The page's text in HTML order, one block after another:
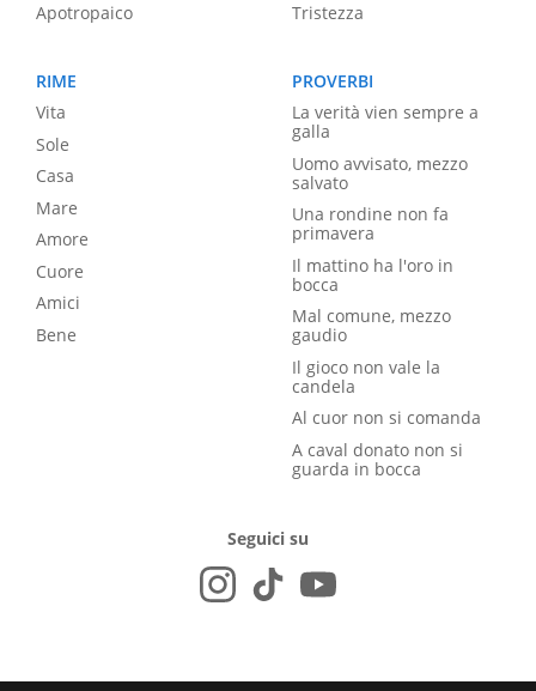
Apotropaico
Tristezza
RIME
Vita
Sole
Casa
Mare
Amore
Cuore
Amici
Bene
PROVERBI
La verità vien sempre a
galla
Uomo avvisato, mezzo
salvato
Una rondine non fa
primavera
Il mattino ha l'oro in
bocca
Mal comune, mezzo
gaudio
Il gioco non vale la
candela
Al cuor non si comanda
A caval donato non si
guarda in bocca
Seguici su